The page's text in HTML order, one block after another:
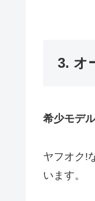
3. オ
希少モデ
ヤフオク!
います。